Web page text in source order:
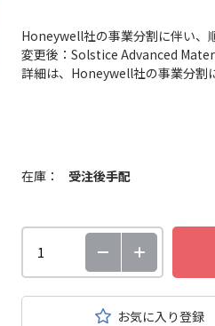
Honeywell社の事業分割に伴い、
変更後：Solstice Advanced
詳細は、Honeywell社の事業分割
在庫： 受注後手配
お気に入り登録